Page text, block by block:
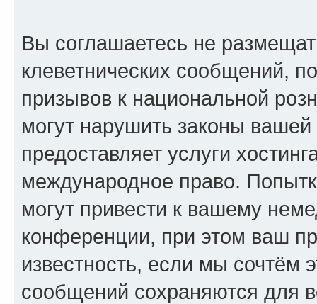
Вы соглашаетесь не
клеветнических сообщений,
призывов к национальной
могут нарушить законы
предоставляет услуги
международное право.
могут привести к вашему
конференции, при этом ваш
известность, если мы сочтём
сообщений сохраняются для